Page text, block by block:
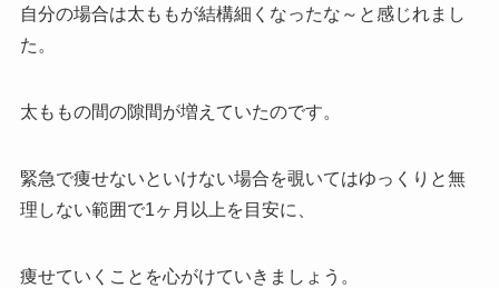
自分の場合は太ももが結構細くなったな～と感じれまし
た。
太ももの間の隙間が増えていたのです。
緊急で痩せないといけない場合を覗いてはゆっくりと無
理しない範囲で1ヶ月以上を目安に、
痩せていくことを心がけていきましょう。